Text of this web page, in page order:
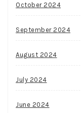
October 2024
September 2024
August 2024
July 2024
June 2024